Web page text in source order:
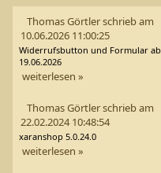
Thomas Görtler schrieb am
10.06.2026 11:00:25
Widerrufsbutton und Formular ab
19.06.2026
weiterlesen »
Thomas Görtler schrieb am
22.02.2024 10:48:54
xaranshop 5.0.24.0
weiterlesen »